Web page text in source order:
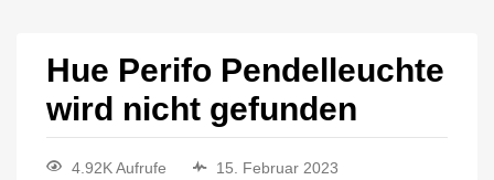
Hue Perifo Pendelleuchte
wird nicht gefunden
4.92K Aufrufe
15. Februar 2023